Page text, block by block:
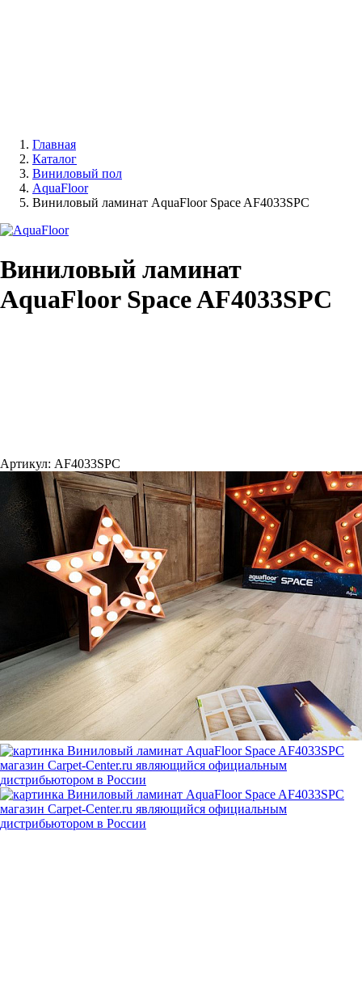
Главная
Каталог
Виниловый пол
AquaFloor
Виниловый ламинат AquaFloor Space AF4033SPC
Виниловый ламинат
AquaFloor Space AF4033SPC
Артикул: AF4033SPC